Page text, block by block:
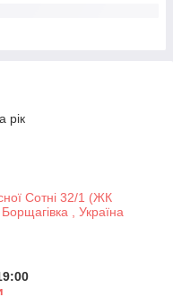
рік
Сотні 32/1 (ЖК
, Україна